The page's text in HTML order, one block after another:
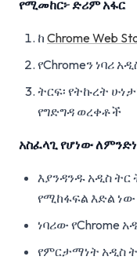
የሚመከር፦ ድሪም አፋር
ከ Chrome Web
የChromeን ነባሪ
ትርፍ፡ የትኩረት
የግድግዳ ወረቀቶች
አስፈላጊ የሆነው
እያንዳንዱ አዲስ
የሚከፋፍል እድል ነው
ነባሪው የChrome
የምርታማነት አዲስ